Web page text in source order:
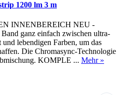
1200 lm 3 m
INNENBEREICH NEU -
ganz einfach zwischen ultra-
lebendigen Farben, um das
Die Chromasync-Technologie
KOMPLE ... Mehr »